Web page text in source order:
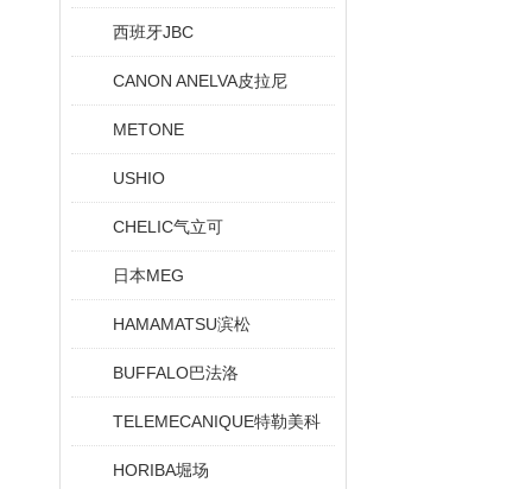
西班牙JBC
CANON ANELVA皮拉尼
METONE
USHIO
CHELIC气立可
日本MEG
HAMAMATSU滨松
BUFFALO巴法洛
TELEMECANIQUE特勒美科
HORIBA堀场